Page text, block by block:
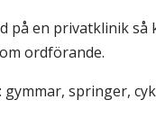
på en privatklinik
ordförande.
springer,